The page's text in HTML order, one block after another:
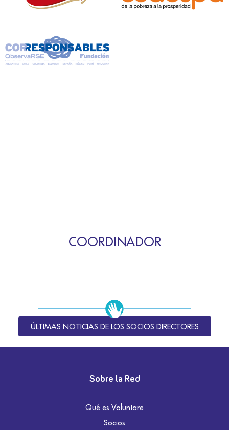
COORDINADOR
ÚLTIMAS NOTICIAS DE LOS SOCIOS DIRECTORES
Sobre la Red
Qué es Voluntare
Socios